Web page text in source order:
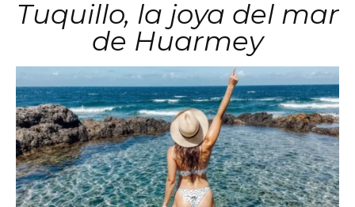
Tuquillo, la joya del mar
de Huarmey